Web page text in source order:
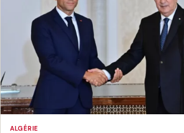
ALGÉRIE